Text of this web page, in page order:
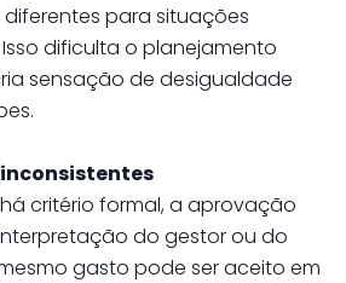
para situações
dificulta o planejamento
sensação de desigualdade
critério formal, a aprovação
do gestor ou do
gasto pode ser aceito em